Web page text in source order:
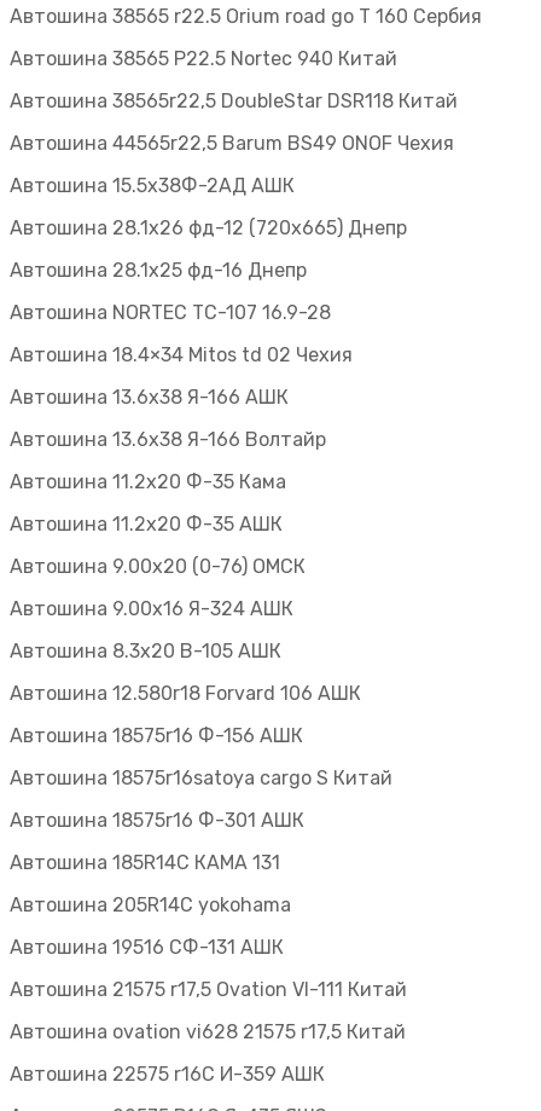
Автошина 38565 r22.5 Orium road go T 160 Сербия
Автошина 38565 Р22.5 Nortec 940 Китай
Автошина 38565r22,5 DoubleStar DSR118 Китай
Автошина 44565r22,5 Barum BS49 ONOF Чехия
Автошина 15.5х38Ф-2АД АШК
Автошина 28.1х26 фд-12 (720х665) Днепр
Автошина 28.1х25 фд-16 Днепр
Автошина NORTEC TC-107 16.9-28
Автошина 18.4×34 Mitos td 02 Чехия
Автошина 13.6х38 Я-166 АШК
Автошина 13.6х38 Я-166 Волтайр
Автошина 11.2х20 Ф-35 Кама
Автошина 11.2х20 Ф-35 АШК
Автошина 9.00х20 (0-76) ОМСК
Автошина 9.00х16 Я-324 АШК
Автошина 8.3х20 В-105 АШК
Автошина 12.580r18 Forvard 106 АШК
Автошина 18575r16 Ф-156 АШК
Автошина 18575r16satoya cargo S Китай
Автошина 18575r16 Ф-301 АШК
Автошина 185R14C КАМА 131
Автошина 205R14C yokohama
Автошина 19516 СФ-131 АШК
Автошина 21575 r17,5 Ovation VI-111 Китай
Автошина ovation vi628 21575 r17,5 Китай
Автошина 22575 r16С И-359 АШК